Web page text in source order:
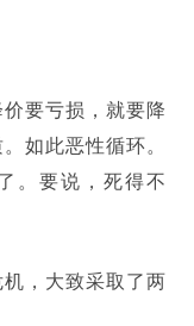
要亏损，就要降
如此恶性循环。
。要说，死得不
，大致采取了两